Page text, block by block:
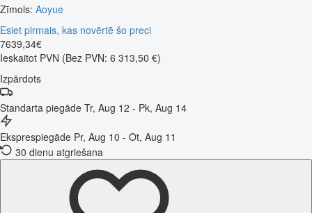
Zīmols: Aoyue
Esiet pirmais, kas novērtē šo preci
7639,34€
Ieskaitot PVN (Bez PVN: 6 313,50 €)
Izpārdots
Standarta piegāde Tr, Aug 12 - Pk, Aug 14
Eksprespiegāde Pr, Aug 10 - Ot, Aug 11
30 dienu atgriešana